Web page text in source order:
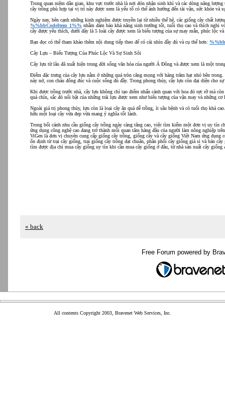
Trong quan niệm dân gian, khu vực trước nhà là nơi đón nhận sinh khí và các dòng năng
cây trồng phù hợp tại vị trí này được xem là yếu tố có thể ảnh hưởng đến tài vận, sức khỏe và
Ngày nay, bên cạnh những kinh nghiệm được truyền lại từ nhiều thế hệ, các giống cây chất
%%bbCodeItem_1%% nhằm đảm bảo khả năng sinh trưởng tốt, tuổi thọ cao và thích nghi
cây được yêu thích, dưới đây là 5 loài cây được xem là biểu tượng của sự may mắn, phúc lộc
Bạn đọc có thể tham khảo thêm nội dung tiếp theo để có cái nhìn đầy đủ và cụ thể hơn:
Cây Lựu – Biểu Tượng Của Phúc Lộc Và Sự Sinh Sôi
Cây lựu từ lâu đã xuất hiện trong đời sống văn hóa của người Á Đông và được xem là một
Điểm đặc trưng của cây lựu nằm ở những quả tròn căng mọng với hàng trăm hạt nhỏ bên
nảy nở, con cháu đông đúc và cuộc sống đủ đầy. Trong phong thủy, cây lựu còn đại diện cho
Khi được trồng trước nhà, cây lựu không chỉ tạo điểm nhấn cảnh quan với hoa đỏ rực rỡ mà
quả chín, sắc đỏ nổi bật của những trái lựu được xem như biểu tượng của vận may và những
Ngoài giá trị phong thủy, lựu còn là loại cây ăn quả dễ trồng, ít sâu bệnh và có tuổi thọ khá
hữu một loại cây vừa đẹp vừa mang ý nghĩa tốt lành.
Trong bối cảnh nhu cầu giống cây trồng ngày càng tăng cao, việc tìm kiếm một đơn vị uy tín
ứng dụng công nghệ cao đang trở thành mối quan tâm hàng đầu của người làm nông nghiệp
ViGen là đơn vị chuyên cung cấp giống cây trồng, giống cây và cây giống Việt Nam ứng dụng
ổn định từ trại cây giống, trại giống cây trồng đạt chuẩn, phân phối cây giống giá sỉ và bán
tìm được địa chỉ mua cây giống uy tín khi cần mua cây giống ở đâu, từ nhà sản xuất cây giống
« back
Free Forum powered by
All contents Copyright 2003, Bravenet Web Services, Inc.